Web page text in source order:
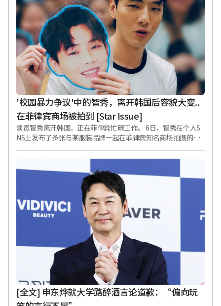
何应对？”这一问题出现后，金秀美回答：“我觉得必须切断
那些给自己带来伤害、压力和无礼对待的人，不管对方是
谁。” 当被问及“喜欢年上、同龄还是年下”时，金秀美表
示：“应该喜欢年下的吧。我决定以后就找年下的了。”随后
她用手遮住了脸，迅速跳到了下一个问题。 另一方面，金秀美
与比她小两岁的嘻哈组合Dynamic Duo成员开哥于2011年结
婚，育有一子一女，但已于今年1月传出婚姻破裂的消息。
'校园暴力争议'中的智秀，离开韩国后容貌大变..
在菲律宾商场被拍到 [Star Issue]
演员智秀离开韩国，正在菲律宾忙碌工作。 6日，智秀在个人S
NS上发布了多张与某服装品牌一起在菲律宾知名商场拍摄的照
挥手致意，露出灿烂笑容。她身穿白色T恤搭配休闲深色牛仔夹
克，尽管装扮朴素自然，却凭借高挑的身材和特有的明朗眼笑
与粉丝互动。 她还手持印有自己大幅头像、看似粉丝所赠的扇
子，留下了认证照。其视觉形象与在韩国活动时大不相同，引
人注目。 此前，智秀在2021年3月KBS 2TV电视剧《月亮升起的
河流》播出至第6集时，卷入校园暴力嫌疑风波。此后，智秀承
认部分加害事实，从《月亮升起的河流》中退出。制作公司从
第7集起启用罗人友作为替身进行重拍。 最终，制作公司向智秀
当时的经纪公司KEYSTONE提起诉讼，要求赔偿因重拍产生的
额外制作费等共计30亿韩元。一审认定KEYSTONE需承担损害
赔偿责任，判决其支付约14亿2000万韩元。但在二审中，法院
重新评估了损失金额等，将赔偿额降至约8亿8000万韩元。 此
后，KEYSTONE向最高法院提起上诉，但上月撤回上诉，二审
判决因此正式生效。
[全文] 申东烨就大学路醉酒言论道歉：“偏向玩